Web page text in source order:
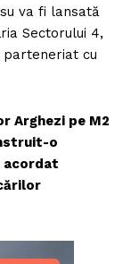
va fi lansată
Sectorului 4,
parteneriat cu
Arghezi pe M2
o
acordat